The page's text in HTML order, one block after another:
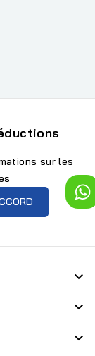
sur les


